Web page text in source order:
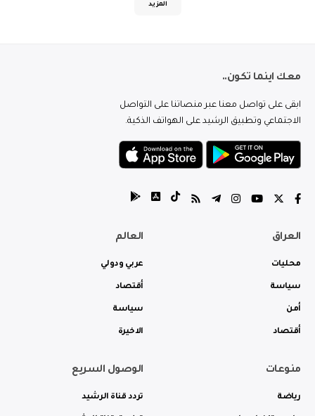
المزيد
معك اينما تكون..
ابقى على تواصل معنا عبر منصاتنا على التواصل
الاجتماعي وتطبيق الرشيد على الهواتف الذكية.
العراق
محليات
سياسة
أمن
أقتصاد
العالم
عربي ودولي
أقتصاد
سياسة
الاخيرة
منوعات
رياضة
الوصول السريع
تردد قناة الرشيد